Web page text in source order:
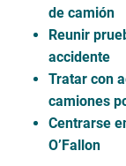
de camión
Reunir
accidente
Tratar con
camiones
Centrarse
O’Fallon